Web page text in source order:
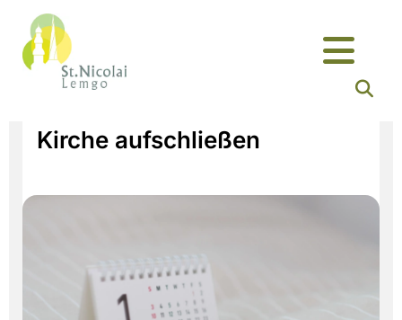
Kirche aufschließen